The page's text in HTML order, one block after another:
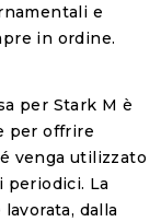
e
in ordine.
per Stark M è
per offrire
venga utilizzato
La
dalla